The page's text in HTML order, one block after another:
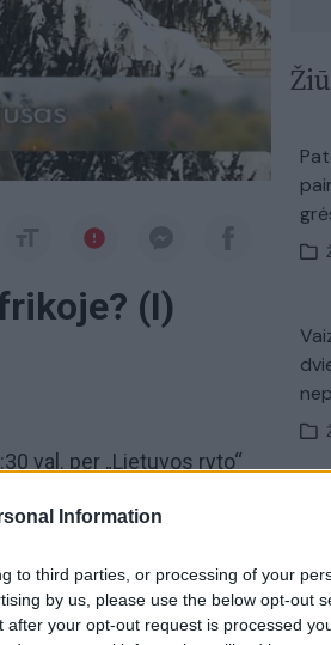
Information
to third parties, or processing of your
by us, please use the below opt-out
your opt-out request is processed
(I)
val. per „Lietuvos ryto“